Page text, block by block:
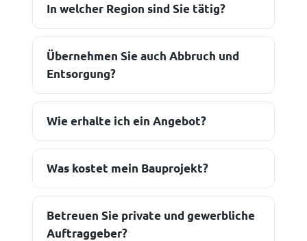
In welcher Region sind Sie tätig?
Übernehmen Sie auch Abbruch und
Entsorgung?
Wie erhalte ich ein Angebot?
Was kostet mein Bauprojekt?
Betreuen Sie private und gewerbliche
Auftraggeber?